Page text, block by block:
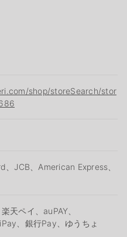
shop/storeSearch/stor
JCB、American Express、
天ペイ、auPAY、
、銀行Pay、ゆうちょ